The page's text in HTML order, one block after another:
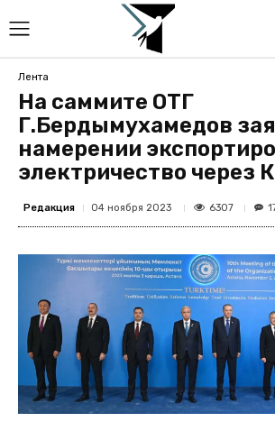
Лента
На саммите ОТГ
Г.Бердымухамедов
намерении
электричество через
Редакция 04 ноября 2023 6307